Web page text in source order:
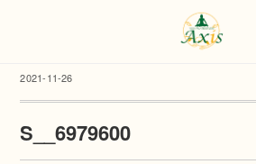
2021-11-26
S__6979600